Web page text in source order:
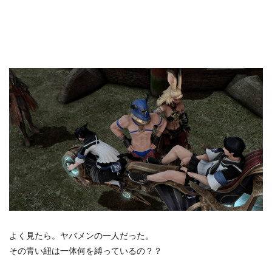
よく見たら。ヤバメンの一人だった。
その青い紐は一体何を縛っているの？？